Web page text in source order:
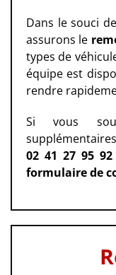
Dans le souci
assurons le
types de
équipe est
rendre
Si vous
02 41 27 95
formulaire de